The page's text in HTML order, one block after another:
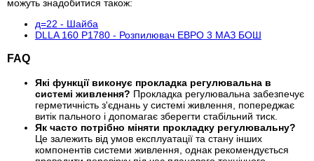
можуть знадобитися також:
д=22 - Шайба
DLLA 160 Р1780 - Розпилювач ЕВРО 3 МАЗ БОШ
FAQ
Які функції виконує прокладка регулювальна в
системі живлення? Прокладка регулювальна забезпечує
герметичність з'єднань у системі живлення, попереджає
витік пального і допомагає зберегти стабільний тиск.
Як часто потрібно міняти прокладку регулювальну?
Це залежить від умов експлуатації та стану інших
компонентів системи живлення, однак рекомендується